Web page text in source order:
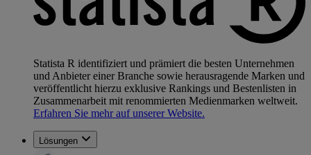
Statista R identifiziert und prämiert die besten Unternehmen
und Anbieter einer Branche sowie herausragende Marken und
veröffentlicht hierzu exklusive Rankings und Bestenlisten in
Zusammenarbeit mit renommierten Medienmarken weltweit.
Erfahren Sie mehr auf unserer Website.
Lösungen